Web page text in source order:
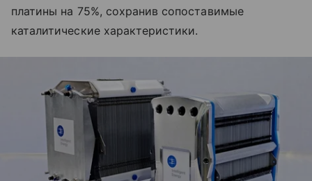
платины на 75%, сохранив сопоставимые
каталитические характеристики.